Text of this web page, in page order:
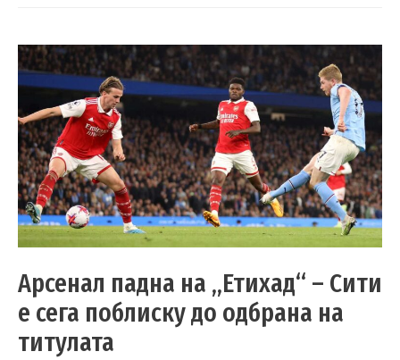
Арсенал падна на „Етихад“ – Сити
е сега поблиску до одбрана на
титулата